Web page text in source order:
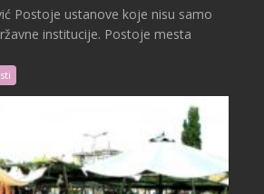
Postoje ustanove koje nisu samo
institucije. Postoje mesta